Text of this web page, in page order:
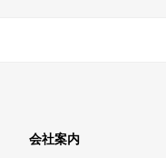
会社案内